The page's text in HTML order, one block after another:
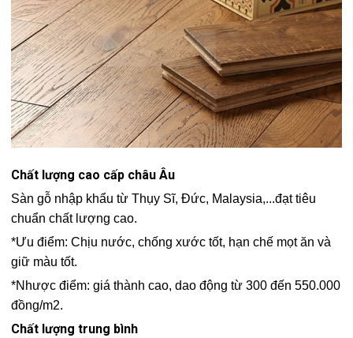
Chất lượng cao cấp châu Âu
Sàn gỗ nhập khẩu từ Thụy Sĩ, Đức, Malaysia,...đạt tiêu
chuẩn chất lượng cao.
*Ưu điểm: Chịu nước, chống xước tốt, hạn chế mọt ăn và
giữ màu tốt.
*Nhược điểm: giá thành cao, dao động từ 300 đến 550.000
đồng/m2.
Chất lượng trung bình